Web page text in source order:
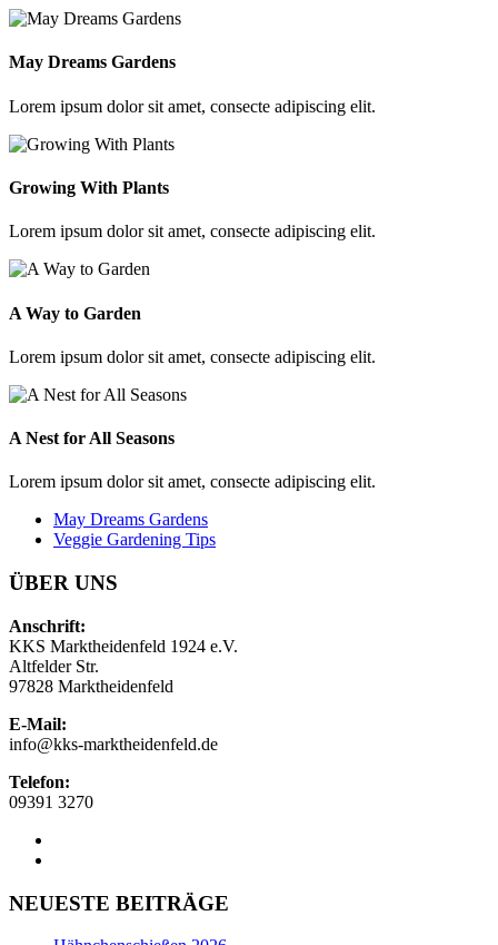
May Dreams Gardens
Lorem ipsum dolor sit amet, consecte adipiscing elit.
Growing With Plants
Lorem ipsum dolor sit amet, consecte adipiscing elit.
A Way to Garden
Lorem ipsum dolor sit amet, consecte adipiscing elit.
A Nest for All Seasons
Lorem ipsum dolor sit amet, consecte adipiscing elit.
May Dreams Gardens
Veggie Gardening Tips
ÜBER UNS
Anschrift:
KKS Marktheidenfeld 1924 e.V.
Altfelder Str.
97828 Marktheidenfeld
E-Mail:
info@kks-marktheidenfeld.de
Telefon:
09391 3270
NEUESTE BEITRÄGE